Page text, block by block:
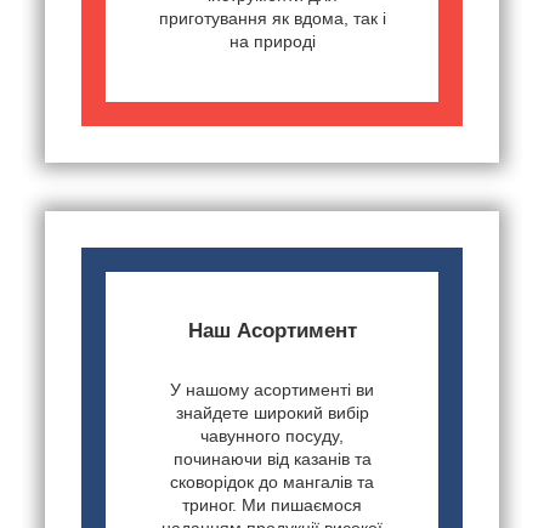
приготування як вдома, так і
на природі
Наш Асортимент
У нашому асортименті ви
знайдете широкий вибір
чавунного посуду,
починаючи від казанів та
сковорідок до мангалів та
триног. Ми пишаємося